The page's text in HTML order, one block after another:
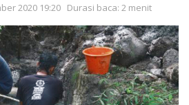
2020 19:20 Durasi baca: 2 menit